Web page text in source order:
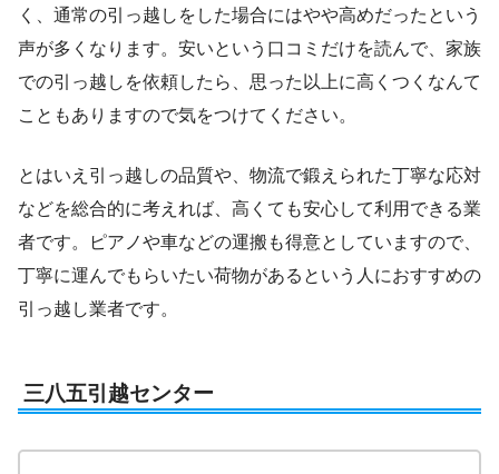
く、通常の引っ越しをした場合にはやや高めだったという
声が多くなります。安いという口コミだけを読んで、家族
での引っ越しを依頼したら、思った以上に高くつくなんて
こともありますので気をつけてください。
とはいえ引っ越しの品質や、物流で鍛えられた丁寧な応対
などを総合的に考えれば、高くても安心して利用できる業
者です。ピアノや車などの運搬も得意としていますので、
丁寧に運んでもらいたい荷物があるという人におすすめの
引っ越し業者です。
三八五引越センター